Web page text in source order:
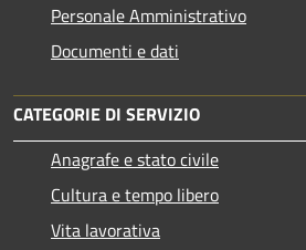
Personale Amministrativo
Documenti e dati
CATEGORIE DI SERVIZIO
Anagrafe e stato civile
Cultura e tempo libero
Vita lavorativa